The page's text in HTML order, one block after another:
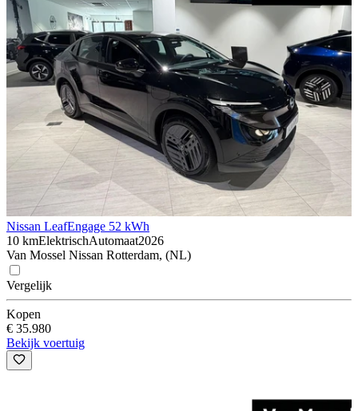
Nissan LeafEngage 52 kWh
10 kmElektrischAutomaat2026
Van Mossel Nissan Rotterdam, (NL)
Vergelijk
Kopen
€ 35.980
Bekijk voertuig